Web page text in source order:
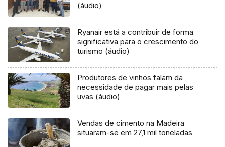
(áudio)
Ryanair está a contribuir de forma
significativa para o crescimento do
turismo (áudio)
Produtores de vinhos falam da
necessidade de pagar mais pelas
uvas (áudio)
Vendas de cimento na Madeira
situaram-se em 27,1 mil toneladas